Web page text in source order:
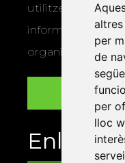
per
de
per
lloc
utilitzem les
informació sobre
organitza la Xarxa
Enllaços